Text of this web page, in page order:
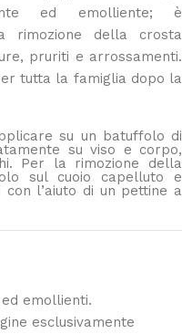
ed emolliente; è
rimozione della crosta
pruriti e arrossamenti.
tutta la famiglia dopo la
su un batuffolo di
su viso e corpo,
Per la rimozione della
sul cuoio capelluto e
l’aiuto di un pettine a
emollienti.
esclusivamente